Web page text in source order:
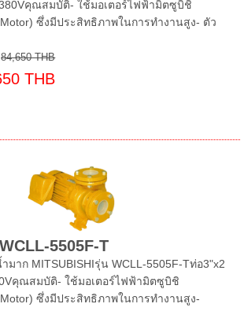
380Vคุณสมบัติ- ใช้มอเตอร์ไฟฟ้ามิตซูบิชิ
Motor) ซึ่งมีประสิทธิภาพในการทำงานสูง- ตัว
84,650 THB
THB
5505F-T
าก MITSUBISHIรุ่น WCLL-5505F-Tท่อ3"x2
คุณสมบัติ- ใช้มอเตอร์ไฟฟ้ามิตซูบิชิ
Motor) ซึ่งมีประสิทธิภาพในการทำงานสูง-